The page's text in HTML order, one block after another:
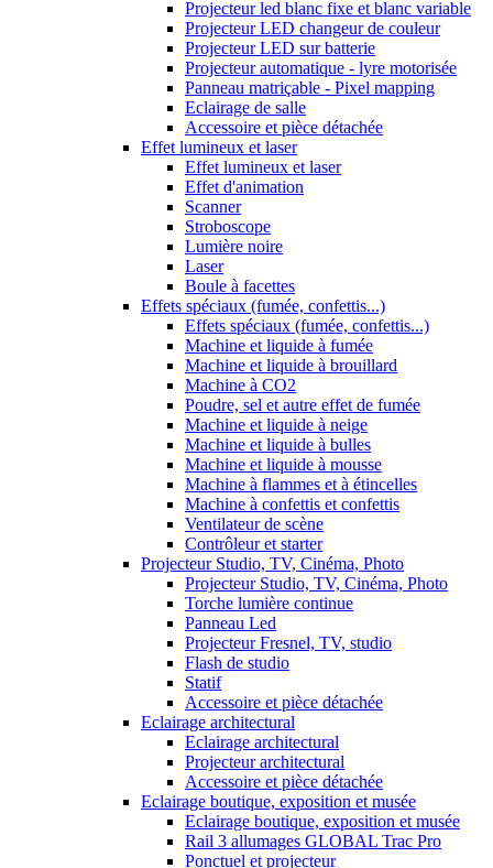
Projecteur led blanc fixe et blanc variable
Projecteur LED changeur de couleur
Projecteur LED sur batterie
Projecteur automatique - lyre motorisée
Panneau matriçable - Pixel mapping
Eclairage de salle
Accessoire et pièce détachée
Effet lumineux et laser
Effet lumineux et laser
Effet d'animation
Scanner
Stroboscope
Lumière noire
Laser
Boule à facettes
Effets spéciaux (fumée, confettis...)
Effets spéciaux (fumée, confettis...)
Machine et liquide à fumée
Machine et liquide à brouillard
Machine à CO2
Poudre, sel et autre effet de fumée
Machine et liquide à neige
Machine et liquide à bulles
Machine et liquide à mousse
Machine à flammes et à étincelles
Machine à confettis et confettis
Ventilateur de scène
Contrôleur et starter
Projecteur Studio, TV, Cinéma, Photo
Projecteur Studio, TV, Cinéma, Photo
Torche lumière continue
Panneau Led
Projecteur Fresnel, TV, studio
Flash de studio
Statif
Accessoire et pièce détachée
Eclairage architectural
Eclairage architectural
Projecteur architectural
Accessoire et pièce détachée
Eclairage boutique, exposition et musée
Eclairage boutique, exposition et musée
Rail 3 allumages GLOBAL Trac Pro
Ponctuel et projecteur